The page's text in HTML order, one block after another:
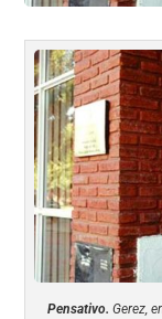
Pensativo. Gerez,